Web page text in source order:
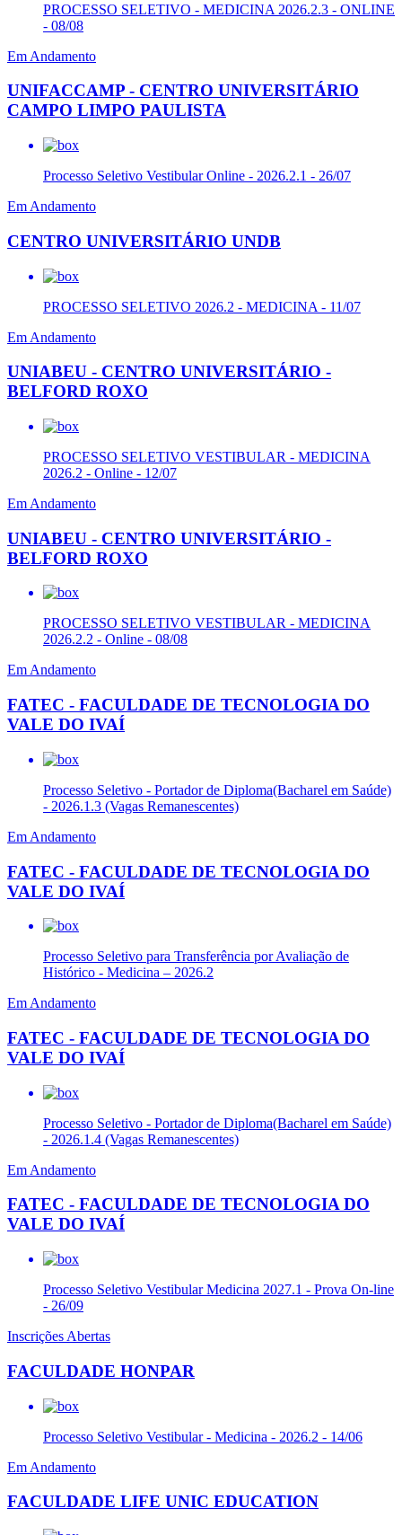
PROCESSO SELETIVO - MEDICINA 2026.2.3 - ONLINE
- 08/08
Em Andamento
UNIFACCAMP - CENTRO UNIVERSITÁRIO
CAMPO LIMPO PAULISTA
Processo Seletivo Vestibular Online - 2026.2.1 - 26/07
Em Andamento
CENTRO UNIVERSITÁRIO UNDB
PROCESSO SELETIVO 2026.2 - MEDICINA - 11/07
Em Andamento
UNIABEU - CENTRO UNIVERSITÁRIO -
BELFORD ROXO
PROCESSO SELETIVO VESTIBULAR - MEDICINA
2026.2 - Online - 12/07
Em Andamento
UNIABEU - CENTRO UNIVERSITÁRIO -
BELFORD ROXO
PROCESSO SELETIVO VESTIBULAR - MEDICINA
2026.2.2 - Online - 08/08
Em Andamento
FATEC - FACULDADE DE TECNOLOGIA DO
VALE DO IVAÍ
Processo Seletivo - Portador de Diploma(Bacharel em Saúde)
- 2026.1.3 (Vagas Remanescentes)
Em Andamento
FATEC - FACULDADE DE TECNOLOGIA DO
VALE DO IVAÍ
Processo Seletivo para Transferência por Avaliação de
Histórico - Medicina – 2026.2
Em Andamento
FATEC - FACULDADE DE TECNOLOGIA DO
VALE DO IVAÍ
Processo Seletivo - Portador de Diploma(Bacharel em Saúde)
- 2026.1.4 (Vagas Remanescentes)
Em Andamento
FATEC - FACULDADE DE TECNOLOGIA DO
VALE DO IVAÍ
Processo Seletivo Vestibular Medicina 2027.1 - Prova On-line
- 26/09
Inscrições Abertas
FACULDADE HONPAR
Processo Seletivo Vestibular - Medicina - 2026.2 - 14/06
Em Andamento
FACULDADE LIFE UNIC EDUCATION